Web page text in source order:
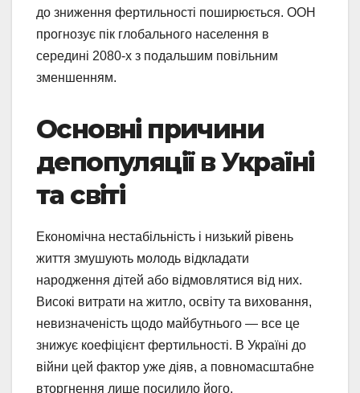
до зниження фертильності поширюється. ООН
прогнозує пік глобального населення в
середині 2080-х з подальшим повільним
зменшенням.
Основні причини
депопуляції в Україні
та світі
Економічна нестабільність і низький рівень
життя змушують молодь відкладати
народження дітей або відмовлятися від них.
Високі витрати на житло, освіту та виховання,
невизначеність щодо майбутнього — все це
знижує коефіцієнт фертильності. В Україні до
війни цей фактор уже діяв, а повномасштабне
вторгнення лише посилило його.